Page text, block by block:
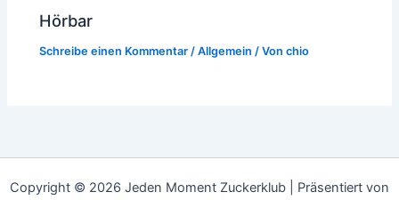
Hörbar
Schreibe einen Kommentar /Allgemein / Vonchio
Copyright © 2026 Jeden Moment Zuckerklub | Präsentiert von